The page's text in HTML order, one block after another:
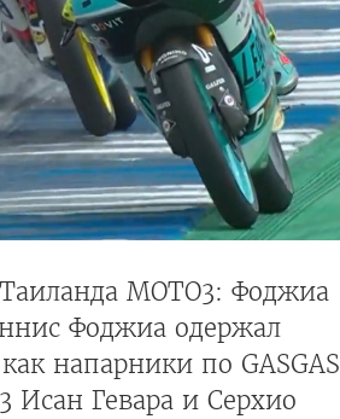
MOTO3: Фоджиа
Фоджиа одержал
напарники по GASGAS
Исан Гевара и Серхио